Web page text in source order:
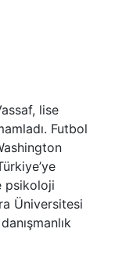
lise
Futbol
psikoloji
Üniversitesi